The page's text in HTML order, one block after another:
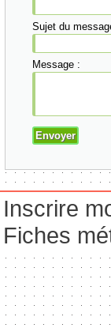
Sujet du
Message :
Inscrire
Fiches